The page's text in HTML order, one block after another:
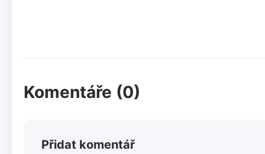
Komentáře (0)
Přidat komentář